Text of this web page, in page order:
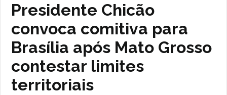
Presidente Chicão
convoca comitiva para
Brasília após Mato Grosso
contestar limites
territoriais